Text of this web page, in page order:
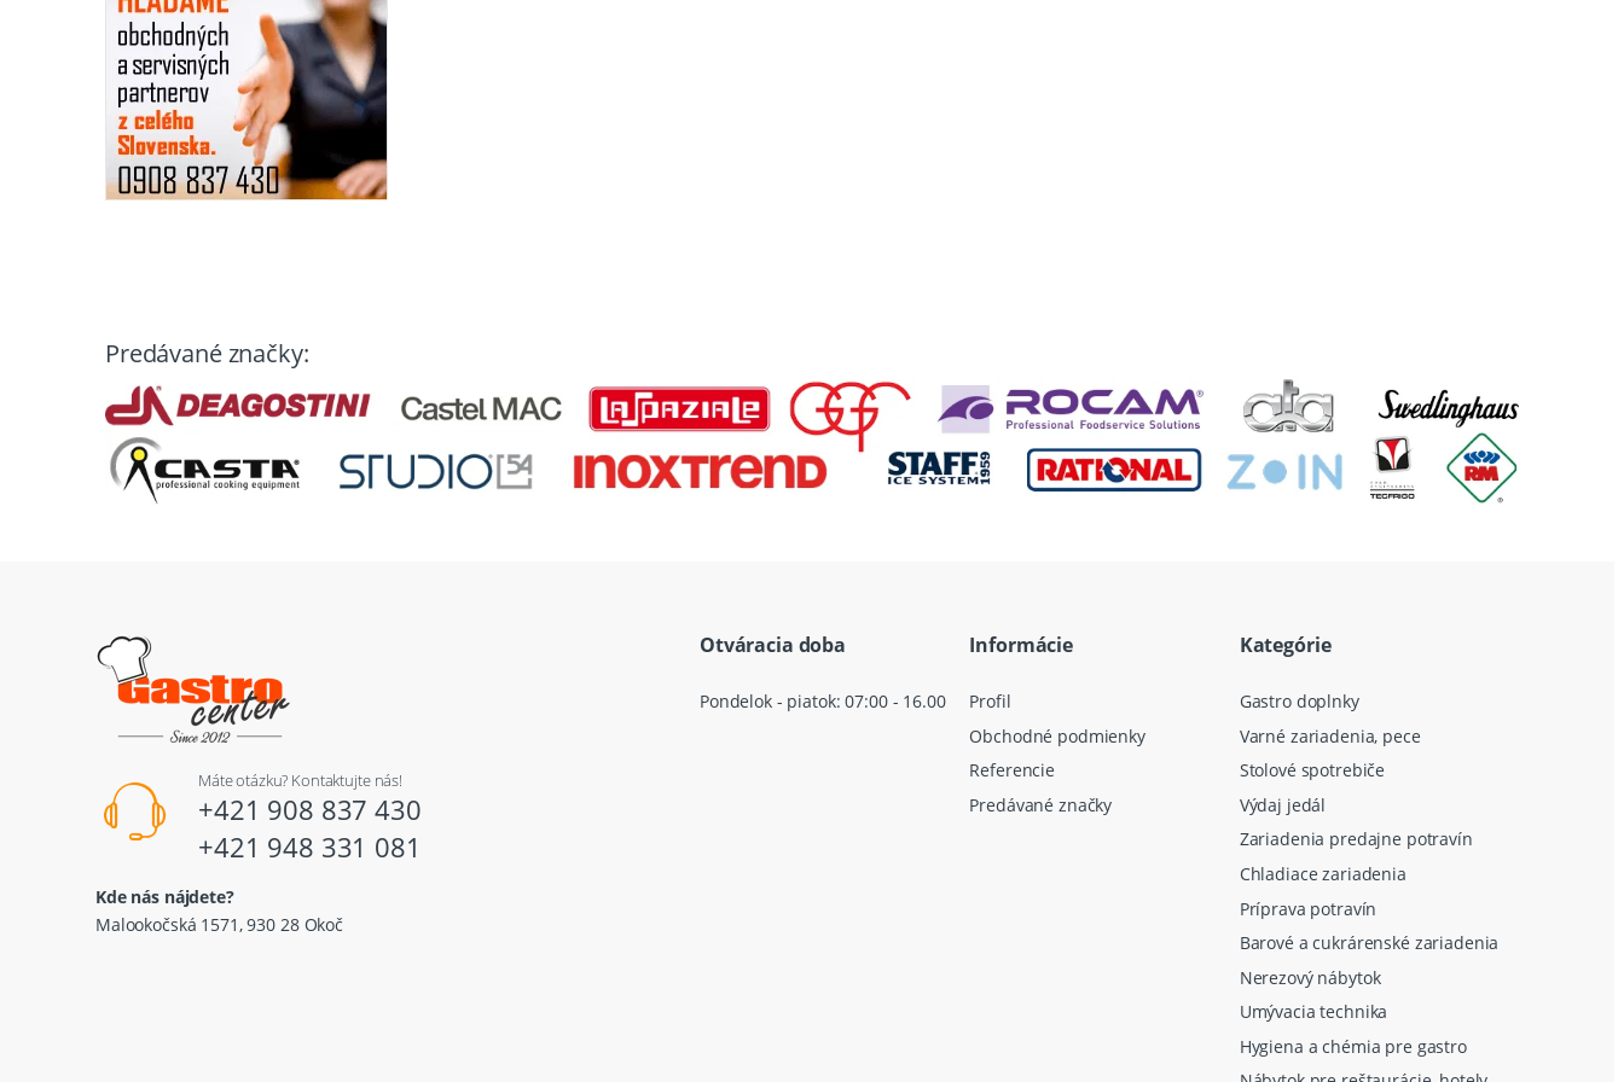
Predávané značky:
Máte otázku? Kontaktujte nás!
+421 908 837 430
+421 948 331 081
Kde nás nájdete?
Malookočská 1571, 930 28 Okoč
Otváracia doba
Pondelok - piatok: 07:00 - 16.00
Informácie
Profil
Obchodné podmienky
Referencie
Predávané značky
Kategórie
Gastro doplnky
Varné zariadenia, pece
Stolové spotrebiče
Výdaj jedál
Zariadenia predajne potravín
Chladiace zariadenia
Príprava potravín
Barové a cukrárenské zariadenia
Nerezový nábytok
Umývacia technika
Hygiena a chémia pre gastro